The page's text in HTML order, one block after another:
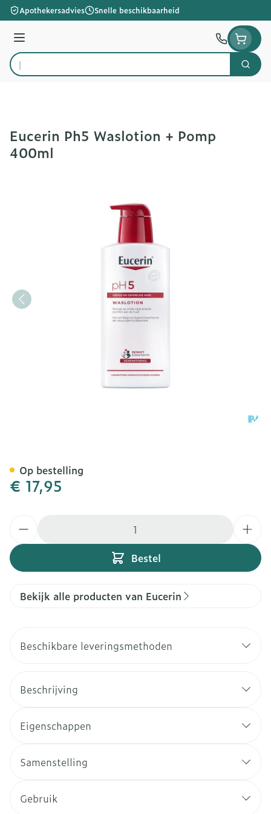
Ga naar de inhoud
Apothekersadvies Snelle beschikbaarheid
Menu
Product, merk, categorie...
Zoek
Eucerin Ph5 Waslotion + Pomp
400ml
€ 17,95
Bestel
Op bestelling
Bekijk alle producten van Eucerin
Beschikbare leveringsmethoden
Beschrijving
Eigenschappen
Samenstelling
Gebruik